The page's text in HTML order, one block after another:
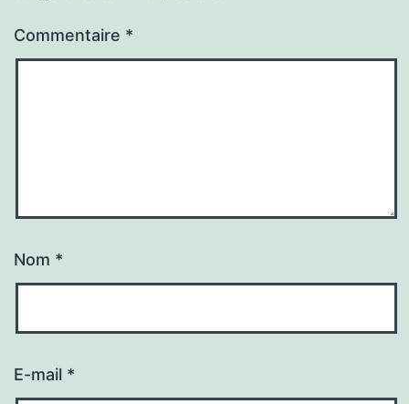
Commentaire *
Nom *
E-mail *